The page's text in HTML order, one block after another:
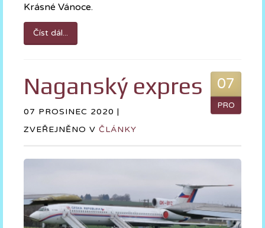
Krásné Vánoce.
Číst dál...
07
PRO
Naganský expres
07 PROSINEC 2020 |
ZVEŘEJNĚNO V ČLÁNKY